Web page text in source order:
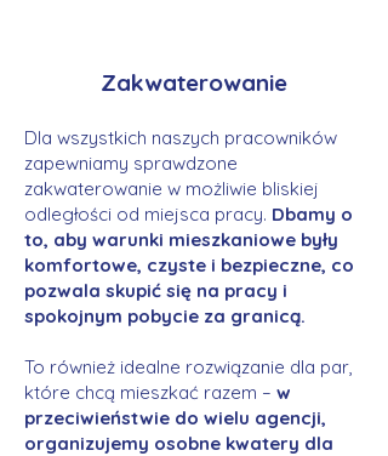
Zakwaterowanie
Dla wszystkich naszych pracowników
zapewniamy sprawdzone
zakwaterowanie w możliwie bliskiej
odległości od miejsca pracy. Dbamy o
to, aby warunki mieszkaniowe były
komfortowe, czyste i bezpieczne, co
pozwala skupić się na pracy i
spokojnym pobycie za granicą.
To również idealne rozwiązanie dla par,
które chcą mieszkać razem – w
przeciwieństwie do wielu agencji,
organizujemy osobne kwatery dla